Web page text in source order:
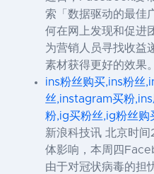
索「数据驱动的最佳
何在网上发现和促进
为营销人员寻找收益
素材获得更好的效
ins粉丝购买,ins粉丝
丝,instagram买粉
粉,ig买粉丝,ig粉丝购
新浪科技讯 北京时间
体影响，本周四
由于对冠状病毒的担